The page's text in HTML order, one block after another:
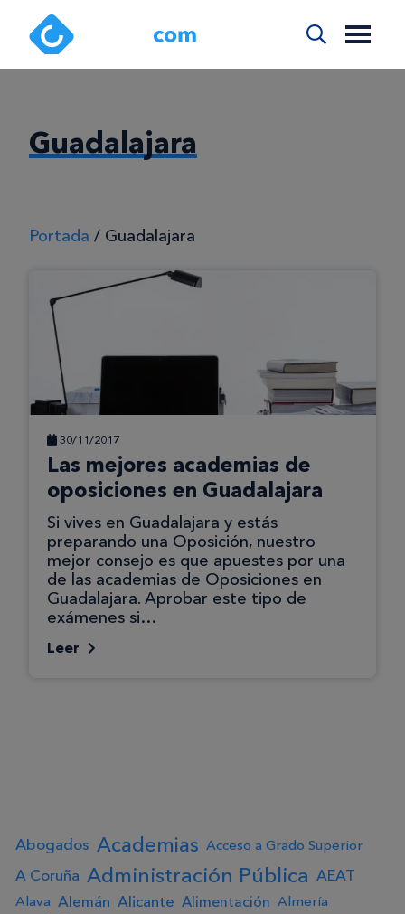
Guadalajara
Portada / Guadalajara
30/11/2017
Las mejores academias de
oposiciones en Guadalajara
Si vives en Guadalajara y estás
preparando una Oposición, nuestro
mejor consejo es que apuestes por una
de las academias de Oposiciones en
Guadalajara. Aprobar este tipo de
exámenes si…
Leer
Abogados Academias Acceso a Grado Superior
A Coruña Administración Pública AEAT
Alava Alemán Alicante Alimentación Almería